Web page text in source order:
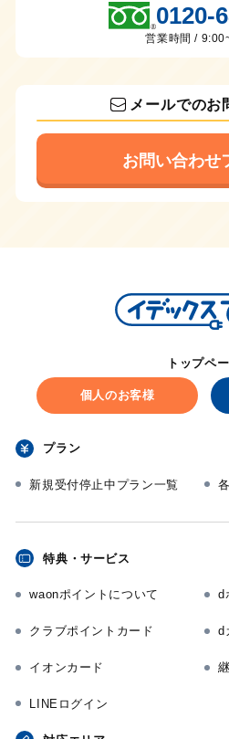
0120-
営業時間 /
メールでのお
お問い合わせ
トップペ
個人のお客様
プラン
新規受付停止中プラン一覧
特典・サービス
waonポイントについて d
クラブポイントカード d
イオンカード
LINEログイン